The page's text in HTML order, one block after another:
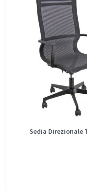
Sedia Direzionale